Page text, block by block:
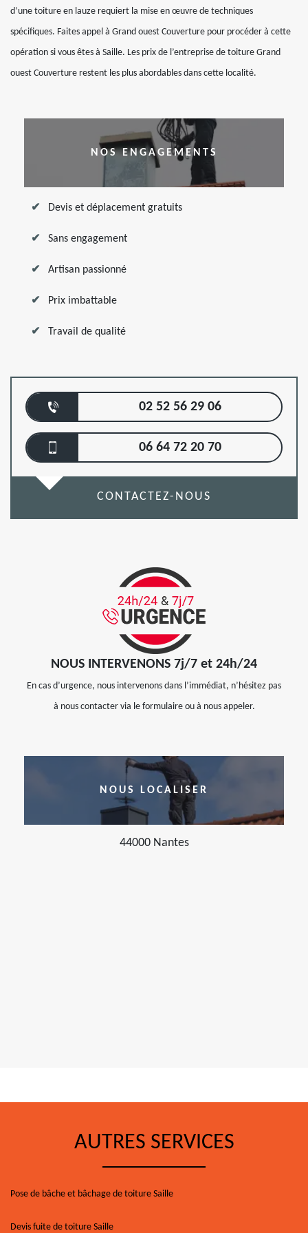
d’une toiture en lauze requiert la mise en œuvre de techniques
spécifiques. Faites appel à Grand ouest Couverture pour procéder à cette
opération si vous êtes à Saille. Les prix de l’entreprise de toiture Grand
ouest Couverture restent les plus abordables dans cette localité.
NOS ENGAGEMENTS
Devis et déplacement gratuits
Sans engagement
Artisan passionné
Prix imbattable
Travail de qualité
02 52 56 29 06
06 64 72 20 70
CONTACTEZ-NOUS
NOUS INTERVENONS 7j/7 et 24h/24
En cas d’urgence, nous intervenons dans l’immédiat, n’hésitez pas
à nous contacter via le formulaire ou à nous appeler.
NOUS LOCALISER
44000 Nantes
AUTRES SERVICES
Pose de bâche et bâchage de toiture Saille
Devis fuite de toiture Saille